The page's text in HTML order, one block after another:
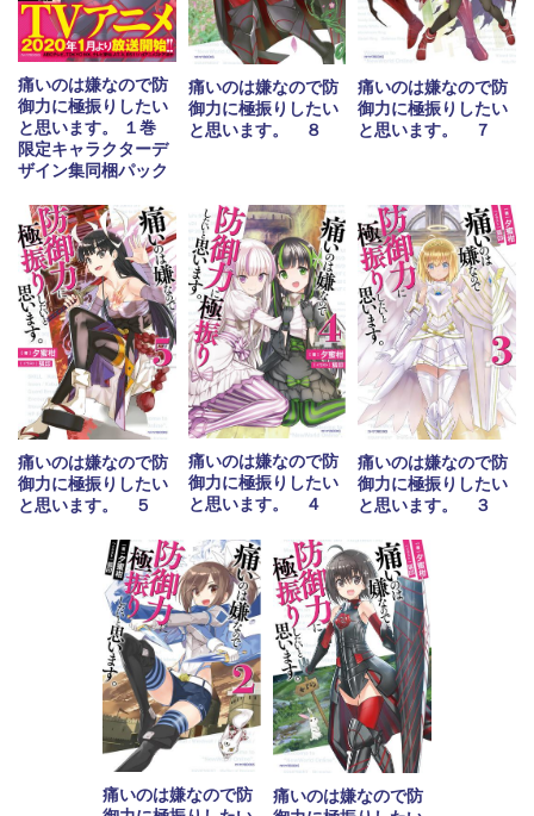
痛いのは嫌なので防
御力に極振りしたい
と思います。 １巻
限定キャラクターデ
ザイン集同梱パック
痛いのは嫌なので防
御力に極振りしたい
と思います。 ８
痛いのは嫌なので防
御力に極振りしたい
と思います。 ７
痛いのは嫌なので防
御力に極振りしたい
と思います。 ５
痛いのは嫌なので防
御力に極振りしたい
と思います。 ４
痛いのは嫌なので防
御力に極振りしたい
と思います。 ３
痛いのは嫌なので防
痛いのは嫌なので防